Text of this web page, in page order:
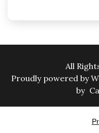
All
Proudly powered by
by